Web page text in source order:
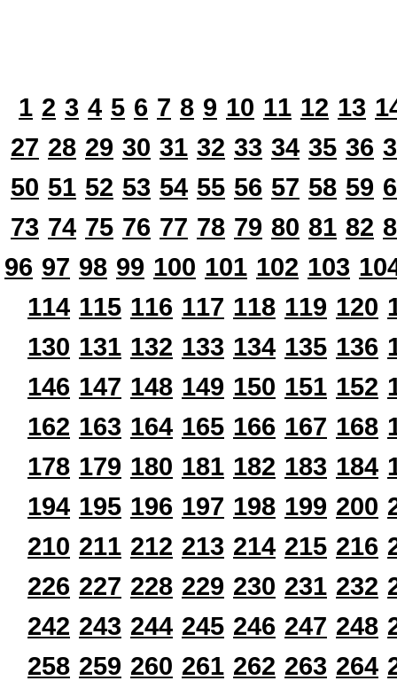
1 2 3 4 5 6 7 8 9 10 11 12 13
27 28 29 30 31 32 33 34 35 36
50 51 52 53 54 55 56 57 58 59
73 74 75 76 77 78 79 80 81 82
96 97 98 99 100 101 102 103
114 115 116 117 118 119 120
130 131 132 133 134 135 136
146 147 148 149 150 151 152
162 163 164 165 166 167 168
178 179 180 181 182 183 184
194 195 196 197 198 199 200
210 211 212 213 214 215 216
226 227 228 229 230 231 232
242 243 244 245 246 247 248
258 259 260 261 262 263 264